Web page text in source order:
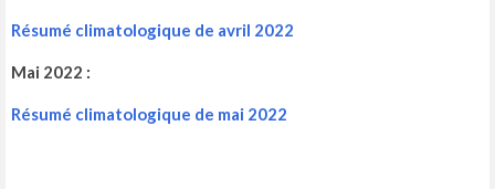
Résumé climatologique de avril 2022
Mai 2022 :
Résumé climatologique de mai 2022